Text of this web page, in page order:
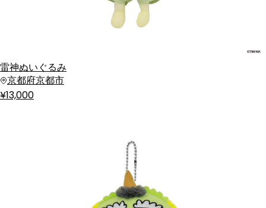
雷神ぬいぐるみ
京都府京都市
¥13,000